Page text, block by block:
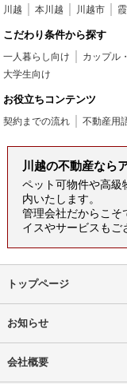
川越 本川越 川越市
こだわり条件から探す
一人暮らし向け カップル
大学生向け
お役立ちコンテンツ
契約までの流れ 不動産用
川越の不動産なら
ペット可物件や高級
内いたします。
管理会社だからこそ
イスやサービスもご
トップページ
お知らせ
会社概要